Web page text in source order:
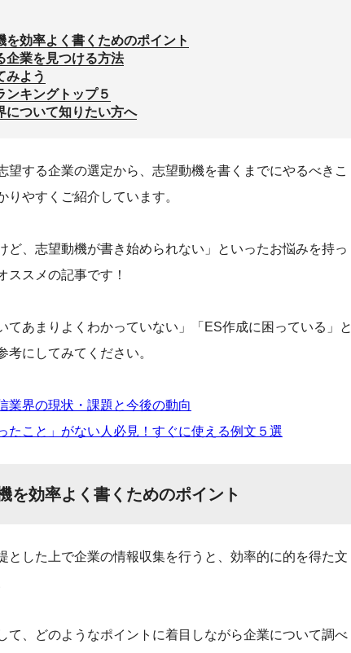
を効率よく書くためのポイント
企業を見つける方法
みよう
ンキングトップ５
について知りたい方へ
望する企業の選定から、志望動機を書くまでにやるべきこ
りやすくご紹介しています。
ど、志望動機が書き始められない」といったお悩みを持っ
ススメの記事です！
てあまりよくわかっていない」「ES作成に困っている」と
考にしてみてください。
業界の現状・課題と今後の動向
たこと」がない人必見！すぐに使える例文５選
を効率よく書くためのポイント
とした上で企業の情報収集を行うと、効率的に的を得た文
て、どのようなポイントに着目しながら企業について調べ